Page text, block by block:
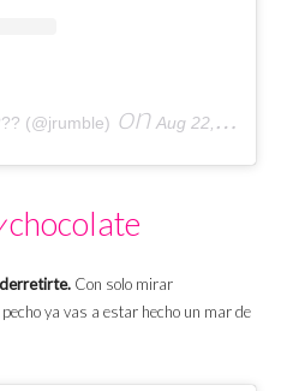
(@jrumble) on Aug 22, 2019 at 11:17am PDT
chocolate
Con solo mirar
ya vas a estar hecho un mar de